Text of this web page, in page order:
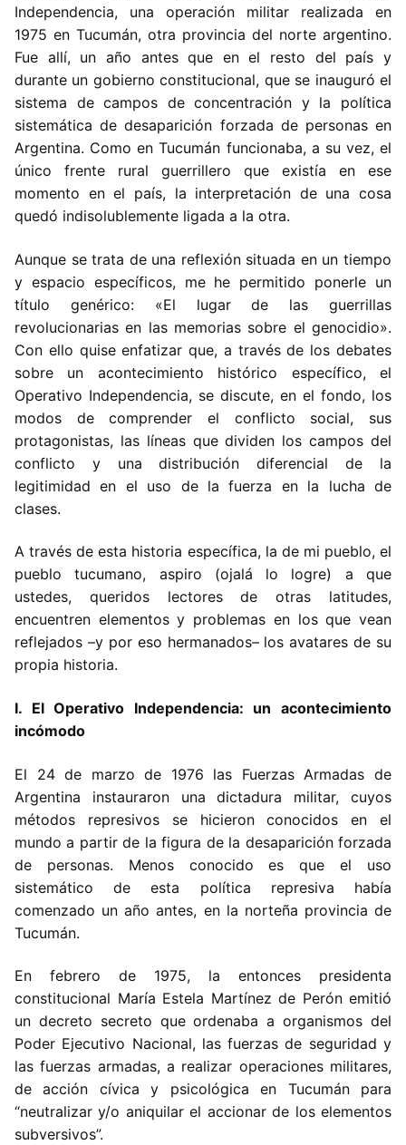
Independencia, una operación militar realizada en
1975 en Tucumán, otra provincia del norte argentino.
Fue allí, un año antes que en el resto del país y
durante un gobierno constitucional, que se inauguró el
sistema de campos de concentración y la política
sistemática de desaparición forzada de personas en
Argentina. Como en Tucumán funcionaba, a su vez, el
único frente rural guerrillero que existía en ese
momento en el país, la interpretación de una cosa
quedó indisolublemente ligada a la otra.
Aunque se trata de una reflexión situada en un tiempo
y espacio específicos, me he permitido ponerle un
título genérico: «El lugar de las guerrillas
revolucionarias en las memorias sobre el genocidio».
Con ello quise enfatizar que, a través de los debates
sobre un acontecimiento histórico específico, el
Operativo Independencia, se discute, en el fondo, los
modos de comprender el conflicto social, sus
protagonistas, las líneas que dividen los campos del
conflicto y una distribución diferencial de la
legitimidad en el uso de la fuerza en la lucha de
clases.
A través de esta historia específica, la de mi pueblo, el
pueblo tucumano, aspiro (ojalá lo logre) a que
ustedes, queridos lectores de otras latitudes,
encuentren elementos y problemas en los que vean
reflejados –y por eso hermanados– los avatares de su
propia historia.
I. El Operativo Independencia: un acontecimiento
incómodo
El 24 de marzo de 1976 las Fuerzas Armadas de
Argentina instauraron una dictadura militar, cuyos
métodos represivos se hicieron conocidos en el
mundo a partir de la figura de la desaparición forzada
de personas. Menos conocido es que el uso
sistemático de esta política represiva había
comenzado un año antes, en la norteña provincia de
Tucumán.
En febrero de 1975, la entonces presidenta
constitucional María Estela Martínez de Perón emitió
un decreto secreto que ordenaba a organismos del
Poder Ejecutivo Nacional, las fuerzas de seguridad y
las fuerzas armadas, a realizar operaciones militares,
de acción cívica y psicológica en Tucumán para
“neutralizar y/o aniquilar el accionar de los elementos
subversivos”.